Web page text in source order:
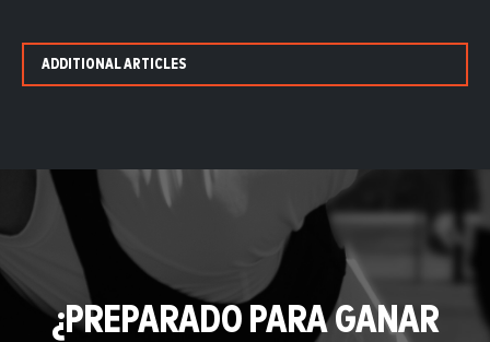
ADDITIONAL ARTICLES
¿PREPARADO PARA GANAR